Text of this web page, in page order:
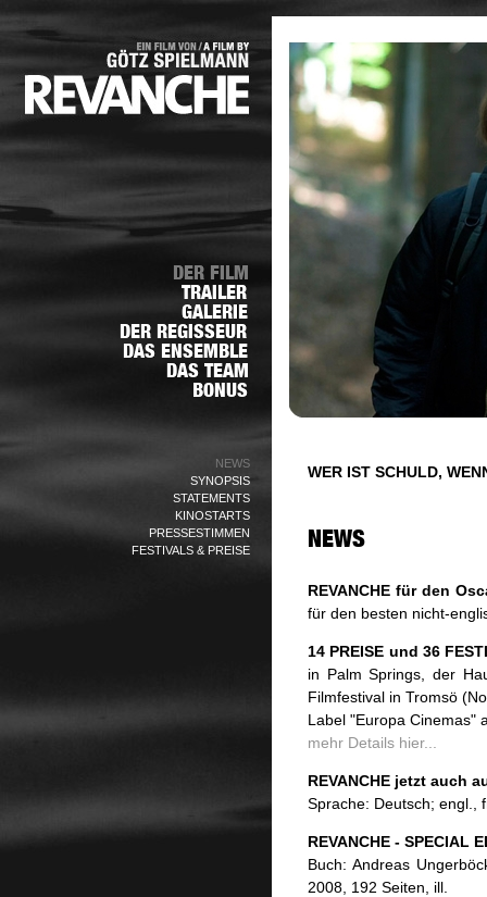
NEWS
SYNOPSIS
STATEMENTS
KINOSTARTS
PRESSESTIMMEN
FESTIVALS & PREISE
WER IST SCHULD,
REVANCHE für den
für den besten nicht-
14 PREISE und 36
in Palm Springs, der
Filmfestival in Tromsö
Label "Europa Cinemas"
mehr Details hier...
REVANCHE jetzt auch
Sprache: Deutsch; engl.,
REVANCHE - SPECIAL
Buch: Andreas
2008, 192 Seiten, ill.